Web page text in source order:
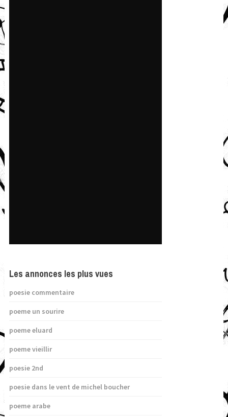
Les annonces les plus vues
poesie commentaire
poeme un sourire
poeme eluard
poeme vieillir
poesie 2nd
poesie dans le vent de michel boucher
poeme arabe